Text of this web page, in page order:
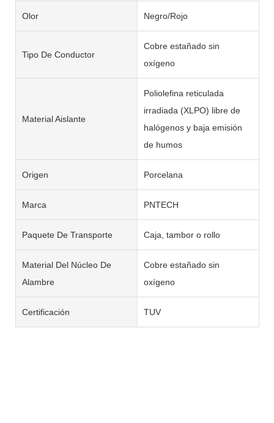
Olor Negro/Rojo
Tipo De Conductor
Cobre estañado sin
oxígeno
Material Aislante
Poliolefina reticulada
irradiada (XLPO) libre de
halógenos y baja emisión
de humos
Origen Porcelana
Marca PNTECH
Paquete De Transporte Caja, tambor o rollo
Material Del Núcleo De
Alambre
Cobre estañado sin
oxígeno
Certificación TUV